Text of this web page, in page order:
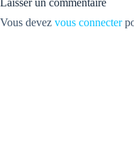
Vous devez vous connecter